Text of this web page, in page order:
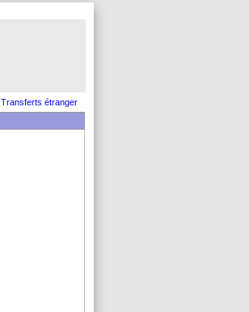
Transferts étranger